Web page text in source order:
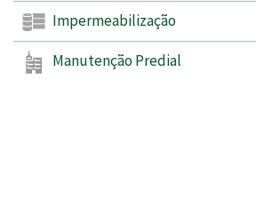
Impermeabilização
Manutenção Predial